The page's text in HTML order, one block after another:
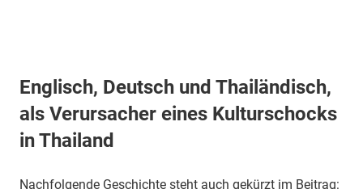
Englisch, Deutsch und Thailändisch,
als Verursacher eines Kulturschocks
in Thailand
Nachfolgende Geschichte steht auch gekürzt im Beitrag: